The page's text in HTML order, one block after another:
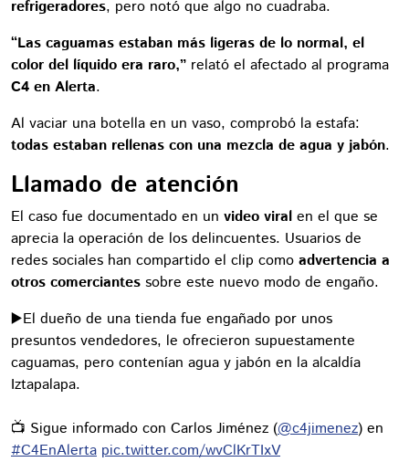
refrigeradores, pero notó que algo no cuadraba.
“Las caguamas estaban más ligeras de lo normal, el
color del líquido era raro,” relató el afectado al programa
C4 en Alerta.
Al vaciar una botella en un vaso, comprobó la estafa:
todas estaban rellenas con una mezcla de agua y jabón.
Llamado de atención
El caso fue documentado en un video viral en el que se
aprecia la operación de los delincuentes. Usuarios de
redes sociales han compartido el clip como advertencia a
otros comerciantes sobre este nuevo modo de engaño.
▶️El dueño de una tienda fue engañado por unos
presuntos vendedores, le ofrecieron supuestamente
caguamas, pero contenían agua y jabón en la alcaldía
Iztapalapa.
📺 Sigue informado con Carlos Jiménez (@c4jimenez) en
#C4EnAlerta pic.twitter.com/wvClKrTIxV